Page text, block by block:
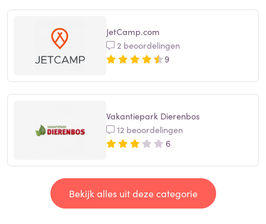
JetCamp.com
2 beoordelingen
9
Vakantiepark Dierenbos
12 beoordelingen
6
Bekijk alles uit deze categorie